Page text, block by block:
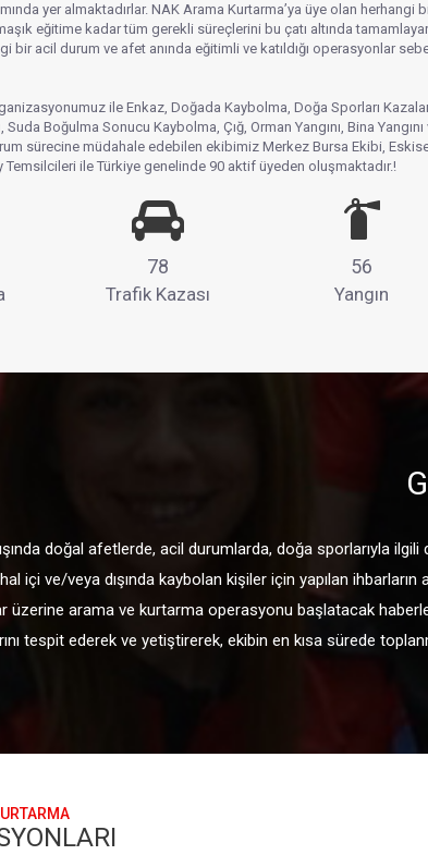
yer almaktadırlar. NAK Arama Kurtarma’ya üye olan
eğitime kadar tüm gerekli süreçlerini bu çatı altında
bir acil durum ve afet anında eğitimli ve katıldığı operasyonlar
ile Enkaz, Doğada Kaybolma, Doğa Sporları
Suda Boğulma Sonucu Kaybolma, Çığ, Orman Yangını, Bina
sürecine müdahale edebilen ekibimiz Merkez Bursa Ekibi,
ile Türkiye genelinde 90 aktif üyeden oluşmaktadır.!
78
Trafik Kazası
56
Yangın
doğal afetlerde, acil durumlarda, doğa sporlarıyla
içi ve/veya dışında kaybolan kişiler için yapılan
üzerine arama ve kurtarma operasyonu başlatacak
tespit ederek ve yetiştirerek, ekibin en kısa sürede